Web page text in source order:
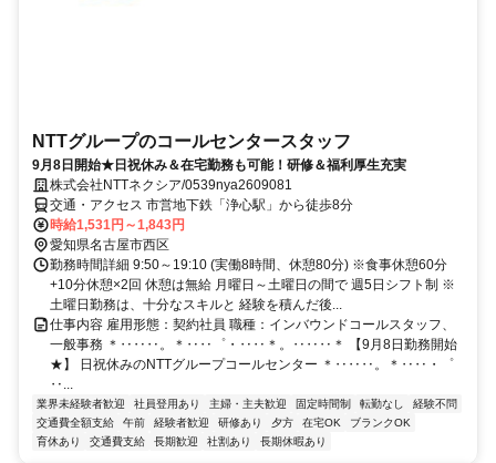
NTTグループのコールセンタースタッフ
9月8日開始★日祝休み＆在宅勤務も可能！研修＆福利厚生充実
株式会社NTTネクシア/0539nya2609081
交通・アクセス 市営地下鉄「浄心駅」から徒歩8分
時給1,531円～1,843円
愛知県名古屋市西区
勤務時間詳細 9:50～19:10 (実働8時間、休憩80分) ※食事休憩60分
+10分休憩×2回 休憩は無給 月曜日～土曜日の間で 週5日シフト制 ※
土曜日勤務は、十分なスキルと 経験を積んだ後...
仕事内容 雇用形態：契約社員 職種：インバウンドコールスタッフ、
一般事務 ＊‥‥‥。＊‥‥゜・‥‥＊。‥‥‥＊ 【9月8日勤務開始
★】 日祝休みのNTTグループコールセンター ＊‥‥‥。＊‥‥・゜
‥...
業界未経験者歓迎 社員登用あり 主婦・主夫歓迎 固定時間制 転勤なし
経験不問
交通費全額支給
午前 経験者歓迎 研修あり 夕方 在宅OK
ブランクOK
育休あり
交通費支給 長期歓迎 社割あり 長期休暇あり